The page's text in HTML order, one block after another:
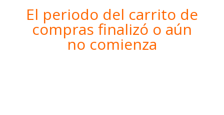
El periodo del carrito de
compras finalizó o aún
no comienza